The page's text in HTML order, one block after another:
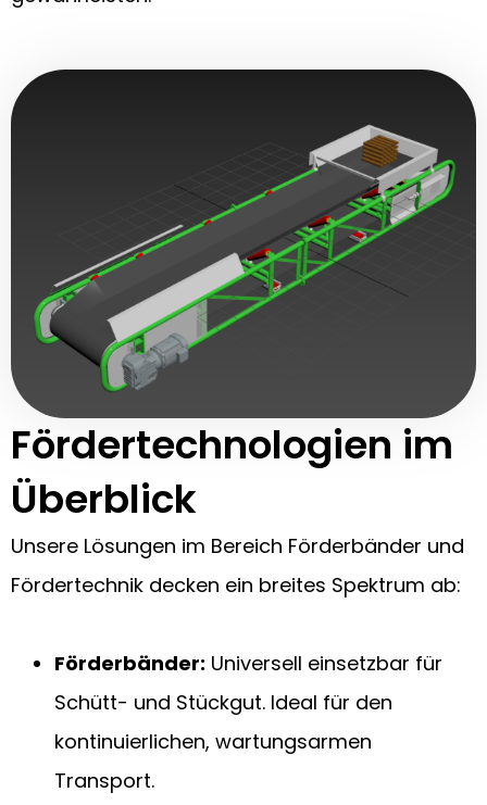
Fördertechnologien im
Überblick
Unsere Lösungen im Bereich Förderbänder und
Fördertechnik decken ein breites Spektrum ab:
Förderbänder: Universell einsetzbar für
Schütt- und Stückgut. Ideal für den
kontinuierlichen, wartungsarmen
Transport.